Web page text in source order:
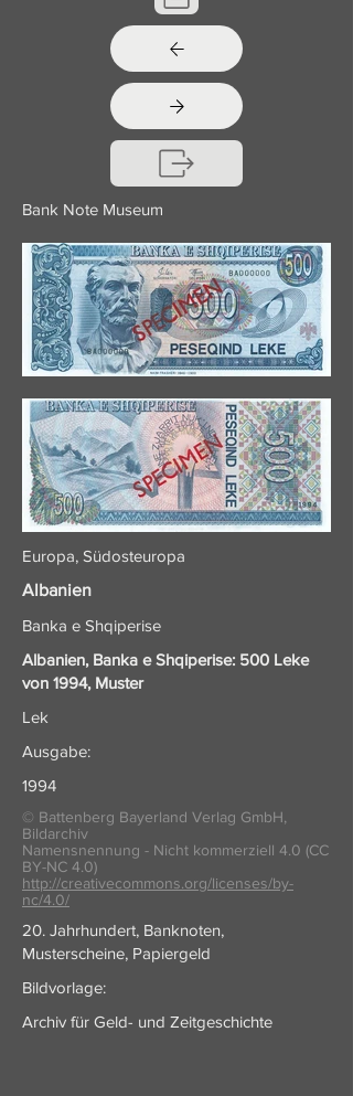
Bank Note Museum
Europa, Südosteuropa
Albanien
Banka e Shqiperise
Albanien, Banka e Shqiperise: 500 Leke
von 1994, Muster
Lek
Ausgabe:
1994
© Battenberg Bayerland Verlag GmbH,
Bildarchiv
Namensnennung - Nicht kommerziell 4.0 (CC
BY-NC 4.0)
http://creativecommons.org/licenses/by-
nc/4.0/
20. Jahrhundert, Banknoten,
Musterscheine, Papiergeld
Bildvorlage:
Archiv für Geld- und Zeitgeschichte